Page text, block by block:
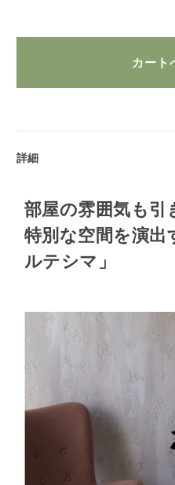
詳細
部屋の雰囲気も引
特別な空間を演
ルテシマ」